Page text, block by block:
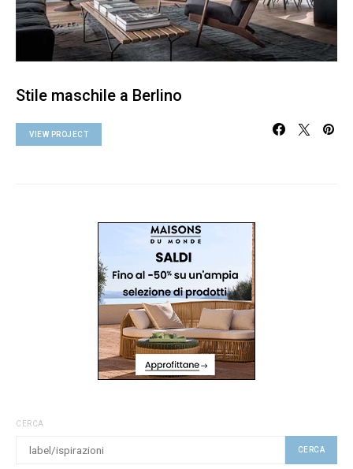
Stile maschile a Berlino
VIEW PROJECT
CERCA
CERCA